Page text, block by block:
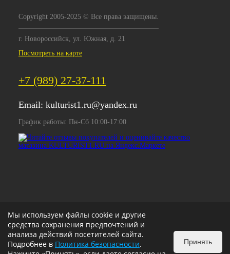
Copyright 2005-2025 © Все права защищены.
г. Новороссийск, ул. Южная, д. 21
Посмотреть на карте
+7 (989) 27-37-111
Email: kulturist1.ru@yandex.ru
График работы: Пн-Сб 10:00-17:00
Мы используем файлы cookie и другие
средства сохранения предпочтений и
анализа действий посетителей сайта.
Подробнее в Политика безопасности.
Принять